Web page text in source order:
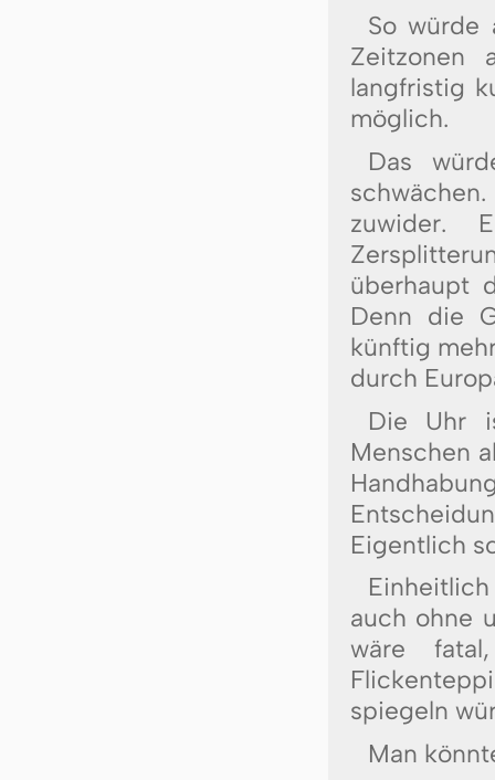
So würde
Zeitzonen
langfristig
möglich.
Das
zuwider.
überhaupt
Denn die
künftig
durch
Die Uhr
Menschen
Eigentlich
auch ohne
wäre
spiegeln
Man